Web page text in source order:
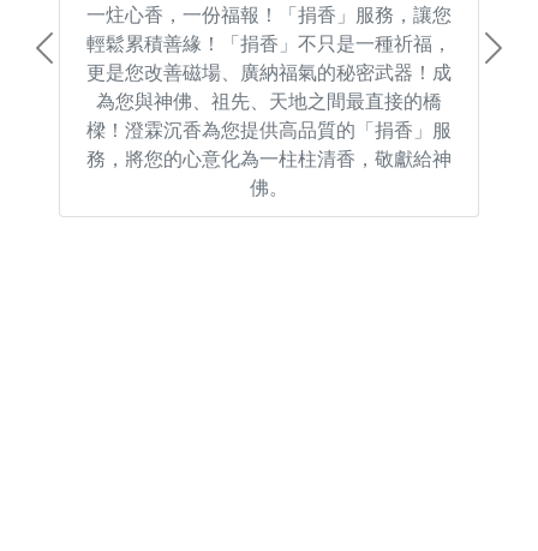
一炷心香，一份福報！「捐香」服務，讓您
輕鬆累積善緣！「捐香」不只是一種祈福，
更是您改善磁場、廣納福氣的秘密武器！成
為您與神佛、祖先、天地之間最直接的橋
樑！澄霖沉香為您提供高品質的「捐香」服
務，將您的心意化為一柱柱清香，敬獻給神
佛。
Previous Next